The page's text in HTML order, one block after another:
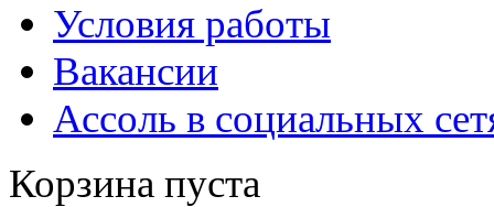
Условия работы
Вакансии
Ассоль в социальных
Корзина пуста